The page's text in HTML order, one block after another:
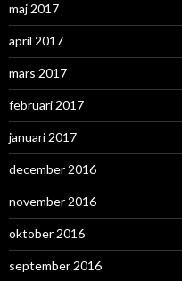
maj 2017
april 2017
mars 2017
februari 2017
januari 2017
december 2016
november 2016
oktober 2016
september 2016